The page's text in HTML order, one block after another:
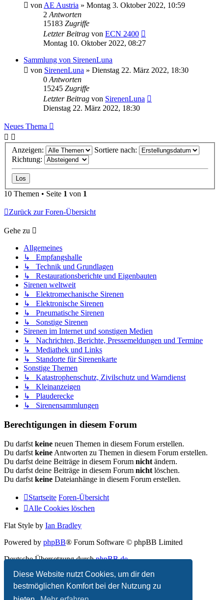
Diese Website nutzt Cookies, um dir den
bestmöglichen Komfort bei der Nutzung zu
von AE Austria » Montag 3. Oktober 2022, 10:59
2 Antworten
15183 Zugriffe
Letzter Beitrag von ECN 2400
Montag 10. Oktober 2022, 08:27
Sammlung von SirenenLuna
von SirenenLuna » Dienstag 22. März 2022, 18:30
0 Antworten
15245 Zugriffe
Letzter Beitrag von SirenenLuna
Dienstag 22. März 2022, 18:30
Neues Thema
Anzeigen:
Sortiere nach:
Richtung:
10 Themen • Seite 1 von 1
Zurück zur Foren-Übersicht
Gehe zu
Allgemeines
↳ Empfangshalle
↳ Technik und Grundlagen
↳ Restaurationsberichte und Eigenbauten
Sirenen weltweit
↳ Elektromechanische Sirenen
↳ Elektronische Sirenen
↳ Pneumatische Sirenen
↳ Sonstige Sirenen
Sirenen im Internet und sonstigen Medien
↳ Nachrichten, Berichte, Pressemeldungen und Termine
↳ Mediathek und Links
↳ Standorte für Sirenenkarte
Sonstige Themen
↳ Katastrophenschutz, Zivilschutz und Warndienst
↳ Kleinanzeigen
↳ Plauderecke
↳ Sirenensammlungen
Berechtigungen in diesem Forum
Du darfst keine neuen Themen in diesem Forum erstellen.
Du darfst keine Antworten zu Themen in diesem Forum erstellen.
Du darfst deine Beiträge in diesem Forum nicht ändern.
Du darfst deine Beiträge in diesem Forum nicht löschen.
Du darfst keine Dateianhänge in diesem Forum erstellen.
Startseite Foren-Übersicht
Alle Cookies löschen
Flat Style by Ian Bradley
Powered by phpBB® Forum Software © phpBB Limited
Deutsche Übersetzung durchphpBB.de
Datenschutz |Nutzungsbedingungen